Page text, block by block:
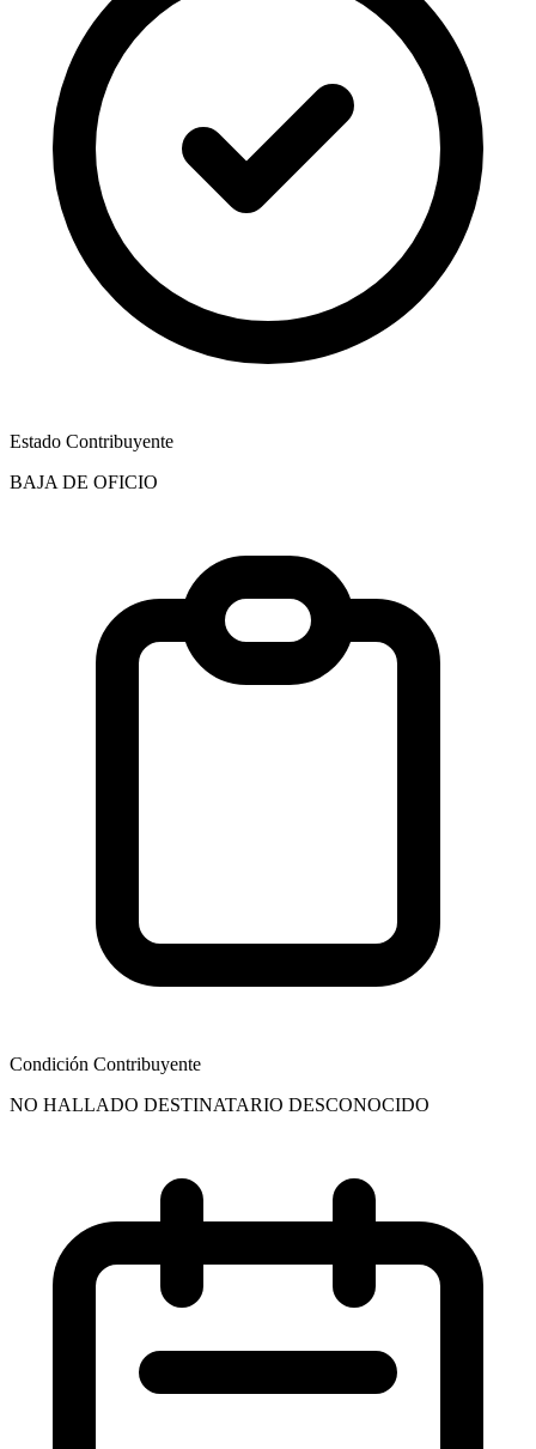
Estado Contribuyente
BAJA DE OFICIO
Condición Contribuyente
NO HALLADO DESTINATARIO DESCONOCIDO